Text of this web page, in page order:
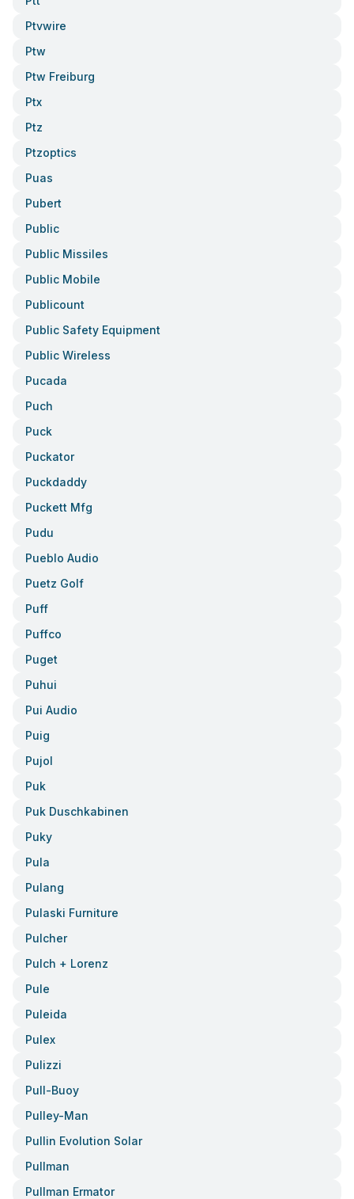
Ptvwire
Ptw
Ptw Freiburg
Ptx
Ptz
Ptzoptics
Puas
Pubert
Public
Public Missiles
Public Mobile
Publicount
Public Safety Equipment
Public Wireless
Pucada
Puch
Puck
Puckator
Puckdaddy
Puckett Mfg
Pudu
Pueblo Audio
Puetz Golf
Puff
Puffco
Puget
Puhui
Pui Audio
Puig
Pujol
Puk
Puk Duschkabinen
Puky
Pula
Pulang
Pulaski Furniture
Pulcher
Pulch + Lorenz
Pule
Puleida
Pulex
Pulizzi
Pull-Buoy
Pulley-Man
Pullin Evolution Solar
Pullman
Pullman Ermator